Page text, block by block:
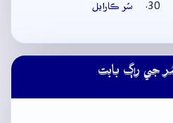
سُر ڪارايل
جي راڳ بابت